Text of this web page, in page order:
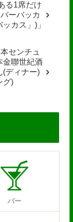
る1席だけ
ーバッカ
カス」)」
センチュ
金聯世紀酒
(ディナー)
グ)
バー